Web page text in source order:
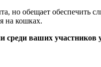
но обещает
на кошках.
среди ваших